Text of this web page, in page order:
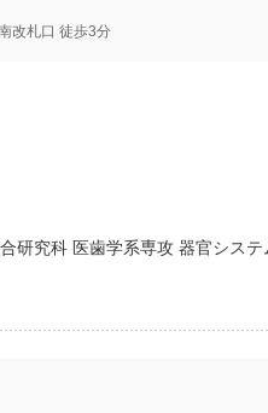
改札口 徒歩3分
研究科 医歯学系専攻 器官シス